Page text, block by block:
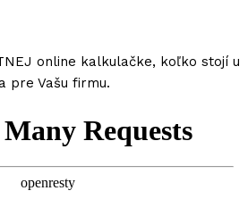
online kalkulačke, koľko stojí u
pre Vašu firmu.